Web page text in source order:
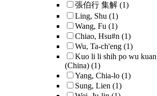
張伯行 集解 (1)
Ling, Shu (1)
Wang, Fu (1)
Chiao, Hsu#n (1)
Wu, Ta-ch'eng (1)
Kuo li li shih po wu kuan
(China) (1)
Yang, Chia-lo (1)
Sung, Lien (1)